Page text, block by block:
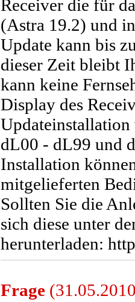
Receiver die für
(Astra 19.2) und
Update kann bis
dieser Zeit bleibt
kann keine
Display des
dL00 - dL99 und
Installation
mitgelieferten
Sollten Sie die
sich diese unter
herunterladen:
Frage